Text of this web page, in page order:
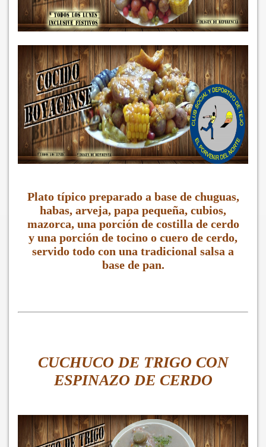
Plato típico preparado a base de chuguas,
habas, arveja, papa pequeña, cubios,
mazorca, una porción de costilla de cerdo
y una porción de tocino o cuero de cerdo,
servido todo con una tradicional salsa a
base de pan.
CUCHUCO DE TRIGO CON
ESPINAZO DE CERDO